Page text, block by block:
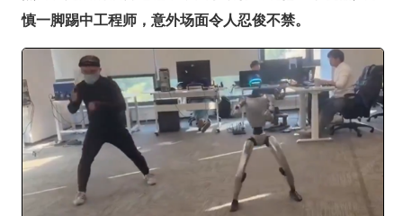
慎一脚踢中工程师，意外场面令人忍俊不禁。